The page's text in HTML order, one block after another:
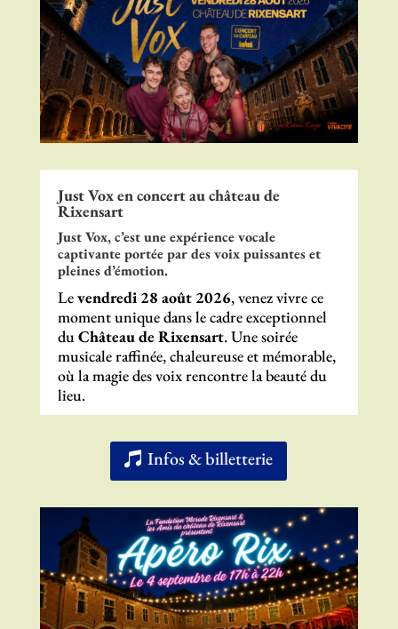
Just Vox en concert au château de
Rixensart
Just Vox, c’est une expérience vocale
captivante portée par des voix puissantes et
pleines d’émotion.
Levendredi 28 août 2026, venez vivre ce
moment unique dans le cadre exceptionnel
du Château de Rixensart. Une soirée
musicale raffinée, chaleureuse et mémorable,
où la magie des voix rencontre la beauté du
lieu.
Infos & billetterie